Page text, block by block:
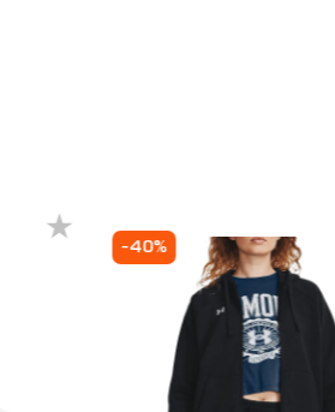
Рог Каменец-Подольский
-40%